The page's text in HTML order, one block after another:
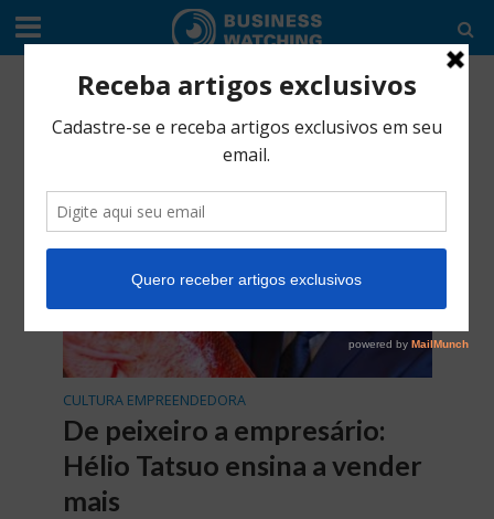
Tag - Hoken International Company
CULTURA EMPREENDEDORA
De peixeiro a empresário:
Hélio Tatsuo ensina a vender
mais